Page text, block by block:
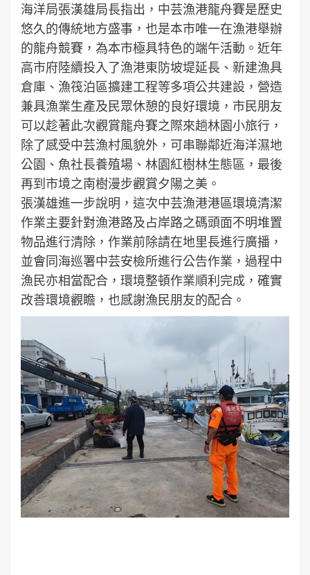
海洋局張漢雄局長指出，中芸漁港龍舟賽是歷史
悠久的傳統地方盛事，也是本市唯一在漁港舉辦
的龍舟競賽，為本市極具特色的端午活動。近年
高市府陸續投入了漁港東防坡堤延長、新建漁具
倉庫、漁筏泊區擴建工程等多項公共建設，營造
兼具漁業生產及民眾休憩的良好環境，市民朋友
可以趁著此次觀賞龍舟賽之際來趟林園小旅行，
除了感受中芸漁村風貌外，可串聯鄰近海洋濕地
公園、魚社長養殖場、林園紅樹林生態區，最後
再到市境之南樹漫步觀賞夕陽之美。
張漢雄進一步說明，這次中芸漁港港區環境清潔
作業主要針對漁港路及占岸路之碼頭面不明堆置
物品進行清除，作業前除請在地里長進行廣播，
並會同海巡署中芸安檢所進行公告作業，過程中
漁民亦相當配合，環境整頓作業順利完成，確實
改善環境觀瞻，也感謝漁民朋友的配合。